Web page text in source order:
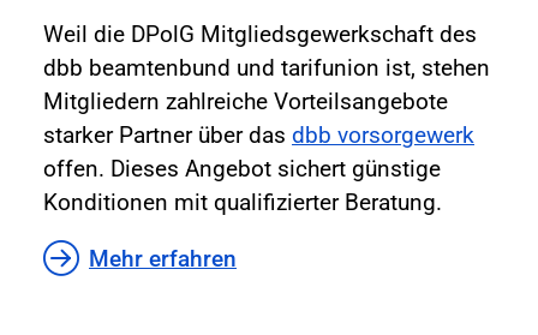
Weil die DPolG Mitgliedsgewerkschaft des
dbb beamtenbund und tarifunion ist, stehen
Mitgliedern zahlreiche Vorteilsangebote
starker Partner über das dbb vorsorgewerk
offen. Dieses Angebot sichert günstige
Konditionen mit qualifizierter Beratung.
Mehr erfahren